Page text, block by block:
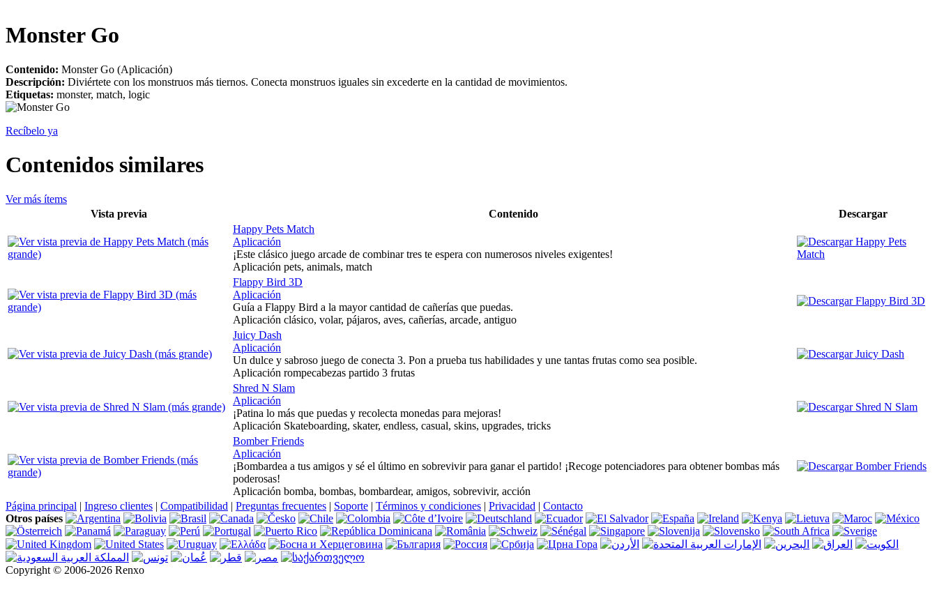
Monster Go
Contenido: Monster Go (Aplicación)
Descripción: Diviértete con los monstruos más tiernos. Conecta monstruos iguales sin excederte en la cantidad de movimientos.
Etiquetas: monster, match, logic
Recíbelo ya
Contenidos similares
Ver más ítems
Vista previa
Contenido
Descargar
Happy Pets Match
Aplicación
¡Este clásico juego arcade de combinar tres te espera con numerosos niveles exigentes!
Aplicación pets, animals, match
Flappy Bird 3D
Aplicación
Guía a Flappy Bird a la mayor cantidad de cañerías que puedas.
Aplicación clásico, volar, pájaros, aves, cañerías, arcade, antiguo
Juicy Dash
Aplicación
Un dulce y sabroso juego de conecta 3. Pon a prueba tus habilidades y une tantas frutas como sea posible.
Aplicación rompecabezas partido 3 frutas
Shred N Slam
Aplicación
¡Patina lo más que puedas y recolecta monedas para mejoras!
Aplicación Skateboarding, skater, endless, casual, skins, upgrades, tricks
Bomber Friends
Aplicación
¡Bombardea a tus amigos y sé el último en sobrevivir para ganar el partido! ¡Recoge potenciadores para obtener bombas más
poderosas!
Aplicación bomba, bombas, bombardear, amigos, sobrevivir, acción
Página principal | Ingreso clientes | Compatibilidad | Preguntas frecuentes | Soporte | Términos y condiciones | Privacidad | Contacto
Otros países
Copyright © 2006-2026 Renxo